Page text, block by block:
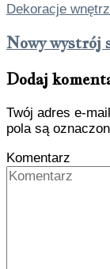
Dekoracje wnętrz
Nowy wystrój
Dodaj
Twój adres e-
pola są
Komentarz